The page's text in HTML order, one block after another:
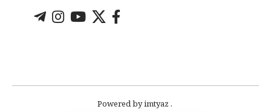
. Powered by imtyaz